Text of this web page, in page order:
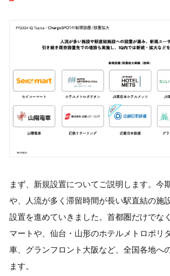
まず、新規設置についてご説明します。今
や、人流が多く滞留時間が長い駅直結の施
設置を進めていきました。首都圏だけでな
マートや、仙台・山形のホテルメトロポリ
車、グランフロント大阪など、全国各地へ
ます。